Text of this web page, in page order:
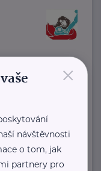
×
návštěvnosti
o tom, jak
partnery pro